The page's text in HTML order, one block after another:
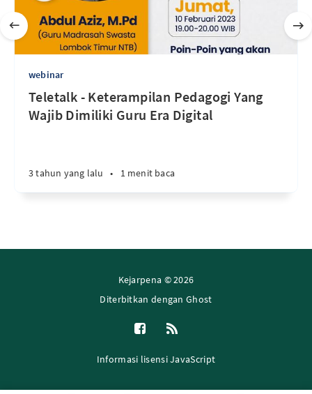
webinar
Teletalk - Keterampilan Pedagogi Yang
Wajib Dimiliki Guru Era Digital
3 tahun yang lalu • 1 menit baca
Kejarpena © 2026
Diterbitkan denganGhost
Informasi lisensi JavaScript